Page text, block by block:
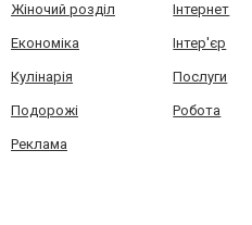
Жіночий розділ Інтернет
Економіка Інтер'єр
Кулінарія Послуги
Подорожі Робота
Реклама